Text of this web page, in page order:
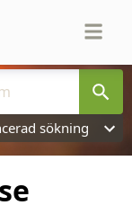
sökning